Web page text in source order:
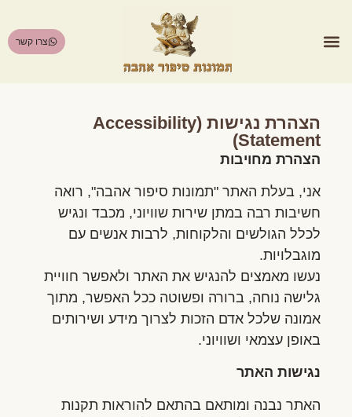
צרו קשר
הצהרת נגישות (Accessibility
Statement)
הצהרת מחויבות
אני, בעלת האתר "תמונות סיפור אהבה", רואה
חשיבות רבה במתן שירות שוויוני, מכבד ונגיש
לכלל הגולשים והלקוחות, לרבות אנשים עם
מוגבלויות.
נעשו מאמצים להנגיש את האתר ולאפשר חוויית
גלישה נוחה, ברורה ופשוטה ככל האפשר, מתוך
אמונה שלכל אדם הזכות לצרוך מידע ושירותים
באופן עצמאי ושוויוני.
נגישות האתר
האתר נבנה ומותאם בהתאם להוראות תקנות